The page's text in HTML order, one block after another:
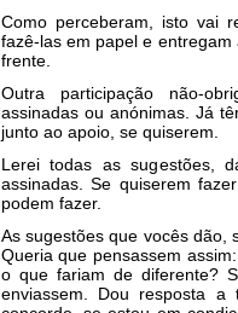
Como perceberam, isto vai
fazê-las em papel e
frente.
Outra participação não-
assinadas ou anónimas. Já
junto ao apoio, se quiserem.
Lerei todas as sugestões,
assinadas. Se quiserem
podem fazer.
As sugestões que vocês dão,
Queria que pensassem
o que fariam de diferente?
enviassem. Dou resposta